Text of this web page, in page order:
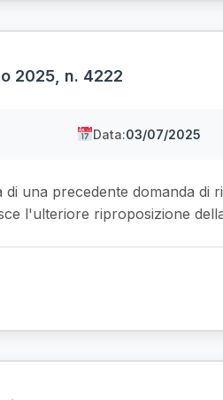
2025, n. 4222
Data:03/07/2025
di una precedente domanda
l'ulteriore riproposizione